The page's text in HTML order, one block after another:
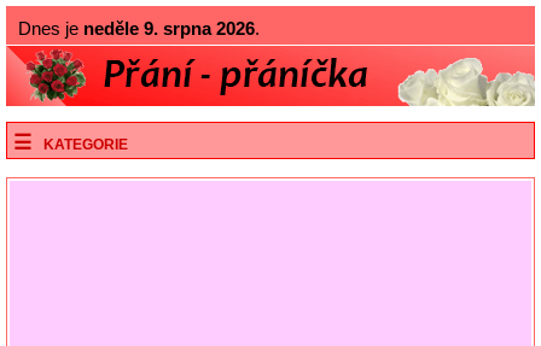
Dnes je neděle 9. srpna 2026.
KATEGORIE